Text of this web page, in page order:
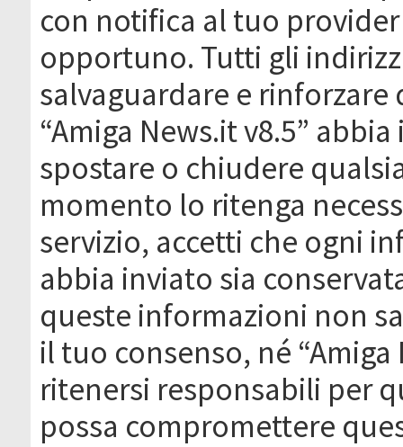
con notifica al tuo
opportuno. Tutti gli
salvaguardare e
“Amiga News.it v8.5”
spostare o chiudere
momento lo ritenga
servizio, accetti che ogni
abbia inviato sia
queste informazioni non
il tuo consenso, né
ritenersi responsabili per
possa compromettere